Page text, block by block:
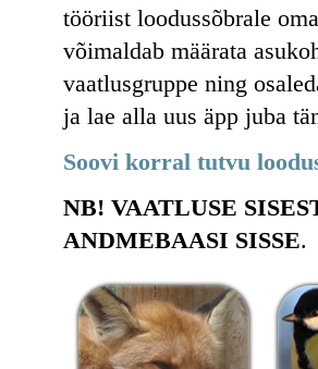
tööriist loodussõbrale
võimaldab määrata
vaatlusgruppe ning
ja lae alla uus äpp juba
Soovi korral tutvu
NB! VAATLUSE
ANDMEBAASI SISSE.